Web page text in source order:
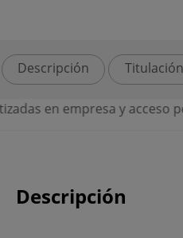
Descripción Titulación
en empresa y acceso
Descripción